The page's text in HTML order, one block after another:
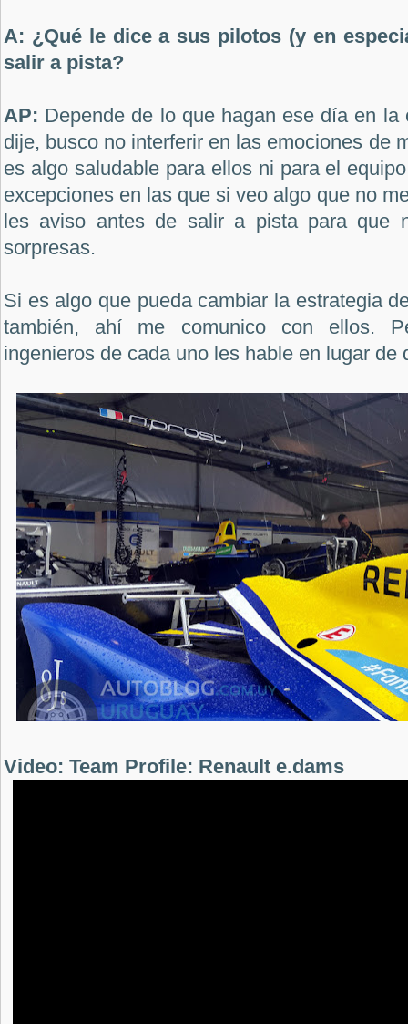
A: ¿Qué le dice a sus pilotos (y en
salir a pista?
AP: Depende de lo que hagan ese día en la
dije, busco no interferir en las emociones de
es algo saludable para ellos ni para el
excepciones en las que si veo algo que no
les aviso antes de salir a pista para que
sorpresas.
Si es algo que pueda cambiar la estrategia
también, ahí me comunico con ellos.
ingenieros de cada uno les hable en lugar de
Video: Team Profile: Renault e.dams